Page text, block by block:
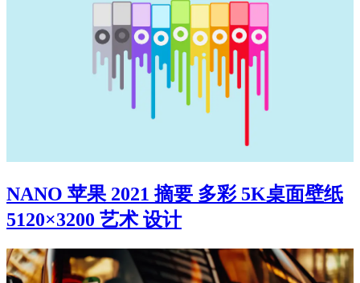
NANO 苹果 2021 摘要 多彩 5K桌面壁纸
5120×3200 艺术 设计